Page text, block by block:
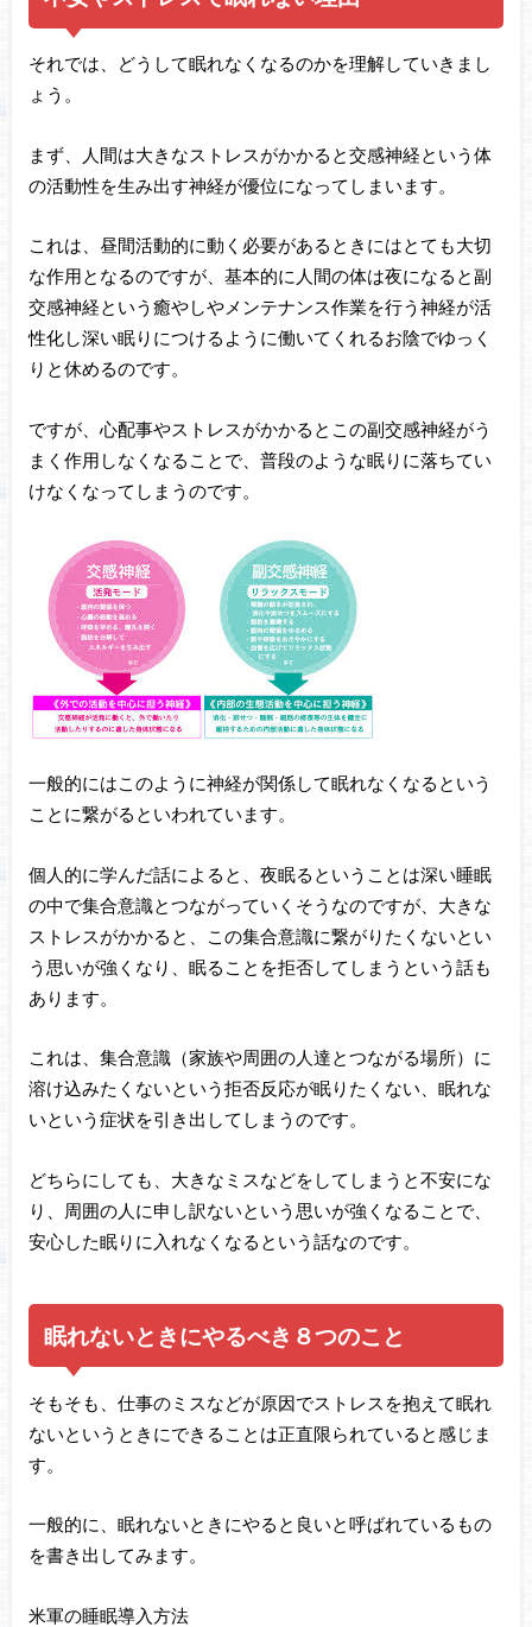
それでは、どうして眠れなくなるのかを理解していきまし
ょう。
まず、人間は大きなストレスがかかると交感神経という体
の活動性を生み出す神経が優位になってしまいます。
これは、昼間活動的に動く必要があるときにはとても大切
な作用となるのですが、基本的に人間の体は夜になると副
交感神経という癒やしやメンテナンス作業を行う神経が活
性化し深い眠りにつけるように働いてくれるお陰でゆっく
りと休めるのです。
ですが、心配事やストレスがかかるとこの副交感神経がう
まく作用しなくなることで、普段のような眠りに落ちてい
けなくなってしまうのです。
一般的にはこのように神経が関係して眠れなくなるという
ことに繋がるといわれています。
個人的に学んだ話によると、夜眠るということは深い睡眠
の中で集合意識とつながっていくそうなのですが、大きな
ストレスがかかると、この集合意識に繋がりたくないとい
う思いが強くなり、眠ることを拒否してしまうという話も
あります。
これは、集合意識（家族や周囲の人達とつながる場所）に
溶け込みたくないという拒否反応が眠りたくない、眠れな
いという症状を引き出してしまうのです。
どちらにしても、大きなミスなどをしてしまうと不安にな
り、周囲の人に申し訳ないという思いが強くなることで、
安心した眠りに入れなくなるという話なのです。
眠れないときにやるべき８つのこと
そもそも、仕事のミスなどが原因でストレスを抱えて眠れ
ないというときにできることは正直限られていると感じま
す。
一般的に、眠れないときにやると良いと呼ばれているもの
を書き出してみます。
米軍の睡眠導入方法